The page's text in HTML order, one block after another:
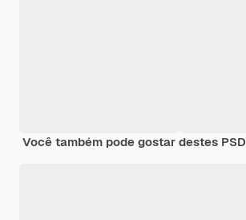
Você também pode gostar destes PSD